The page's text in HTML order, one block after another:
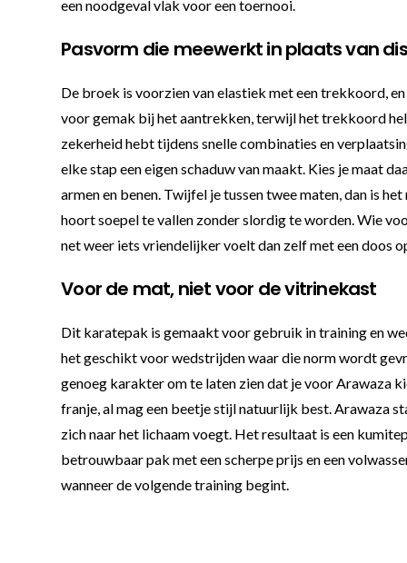
een noodgeval vlak voor een toernooi.
Pasvorm die meewerkt in plaats van
De broek is voorzien van elastiek met een trekkoord,
voor gemak bij het aantrekken, terwijl het trekkoord
zekerheid hebt tijdens snelle combinaties en
elke stap een eigen schaduw van maakt. Kies je maat
armen en benen. Twijfel je tussen twee maten, dan is
hoort soepel te vallen zonder slordig te worden. Wie
net weer iets vriendelijker voelt dan zelf met een doos
Voor de mat, niet voor de vitrinekast
Dit karatepak is gemaakt voor gebruik in training en
het geschikt voor wedstrijden waar die norm wordt
genoeg karakter om te laten zien dat je voor Arawaza
franje, al mag een beetje stijl natuurlijk best. Arawaza
zich naar het lichaam voegt. Het resultaat is een
betrouwbaar pak met een scherpe prijs en een
wanneer de volgende training begint.